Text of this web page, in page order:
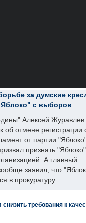
за думские
с выборов
Алексей Журавлев
об отмене регистрации
от партии
признать "Яблоко"
А главный
заявил, что
в прокуратуру.
требования к